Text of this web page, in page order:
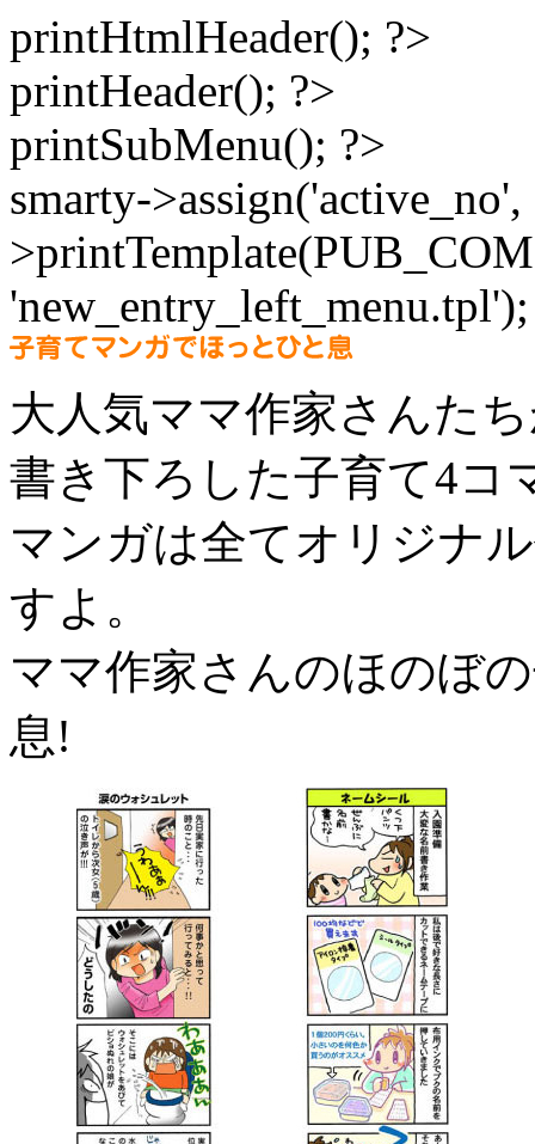
printHtmlHeader(); ?>
printHeader(); ?>
printSubMenu(); ?>
smarty-
大人気ママ作家さんた
書き下ろした子育て4コ
マンガは全てオリジナ
すよ。
ママ作家さんのほのぼ
息!